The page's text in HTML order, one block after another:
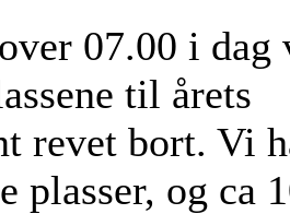
07.00 i dag
til årets
revet bort. Vi
plasser, og ca